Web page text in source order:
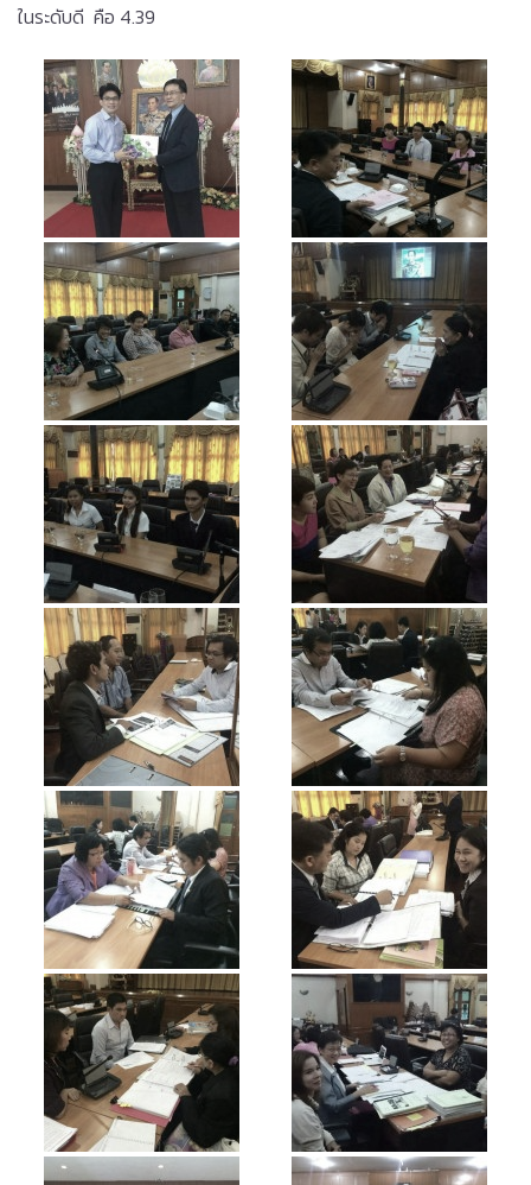
ในระดับดี คือ 4.39